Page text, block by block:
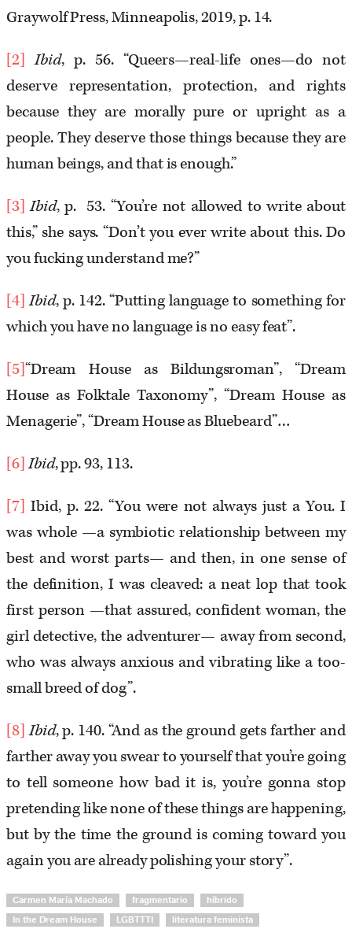
Graywolf Press, Minneapolis, 2019, p. 14.
[2] Ibid, p. 56. “Queers—real-life ones—do not
deserve representation, protection, and rights
because they are morally pure or upright as a
people. They deserve those things because they are
human beings, and that is enough.”
[3] Ibid, p. 53. “You’re not allowed to write about
this,” she says. “Don’t you ever write about this. Do
you fucking understand me?”
[4] Ibid, p. 142. “Putting language to something for
which you have no language is no easy feat”.
[5]“Dream House as Bildungsroman”, “Dream
House as Folktale Taxonomy”, “Dream House as
Menagerie”, “Dream House as Bluebeard”…
[6] Ibid, pp. 93, 113.
[7] Ibid, p. 22. “You were not always just a You. I
was whole —a symbiotic relationship between my
best and worst parts— and then, in one sense of
the definition, I was cleaved: a neat lop that took
first person —that assured, confident woman, the
girl detective, the adventurer— away from second,
who was always anxious and vibrating like a too-
small breed of dog”.
[8] Ibid, p. 140. “And as the ground gets farther and
farther away you swear to yourself that you’re going
to tell someone how bad it is, you’re gonna stop
pretending like none of these things are happening,
but by the time the ground is coming toward you
again you are already polishing your story”.
Carmen María Machado fragmentario híbrido
In the Dream House LGBTTTI literatura feminista